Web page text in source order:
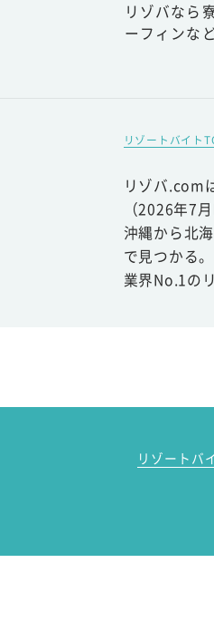
リゾバなら
ーフィンな
リゾートバイト
リゾバ.com
（2026年7
沖縄から北
で見つかる
業界No.1の
リゾートバ